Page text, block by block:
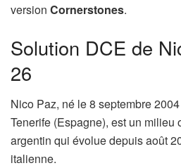
version Cornerstones.
Solution DCE de
26
Nico Paz, né le 8 septembre
Tenerife (Espagne), est un milieu
argentin qui évolue depuis août
italienne.